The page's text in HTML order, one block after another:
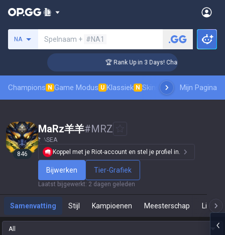
NA Spelnaam + #NA1
🏆 Rank Up in 3 Days! Challenger Coaching
Champions N Game Modus U Klassiek N SkinsranglijstMijn Pagina
846
MaRz羊羊#MRZ
SEA
Koppel met je Riot-account en stel je profiel in.
Bijwerken Tier-Grafiek
Laatst bijgewerkt: 2 dagen geleden
Samenvatting Stijl Kampioenen Meesterschap Live
All